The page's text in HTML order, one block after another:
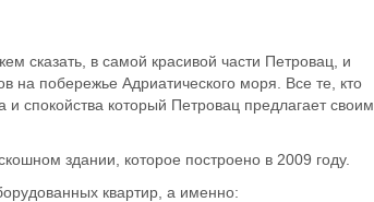
сказать, в самой красивой части Петровац, и
на побережье Адриатического моря. Все те, кто
спокойства который Петровац предлагает своим
здании, которое построено в 2009 году.
квартир, а именно: